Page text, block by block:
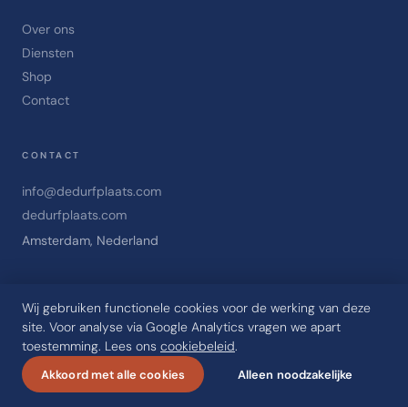
Over ons
Diensten
Shop
Contact
CONTACT
info@dedurfplaats.com
dedurfplaats.com
Amsterdam, Nederland
© 2025 De Durfplaats. Alle rechten voorbehouden.
Privacy
Cookies
Wij gebruiken functionele cookies voor de werking van deze
site. Voor analyse via Google Analytics vragen we apart
toestemming. Lees ons cookiebeleid.
Akkoord met alle cookies Alleen noodzakelijke